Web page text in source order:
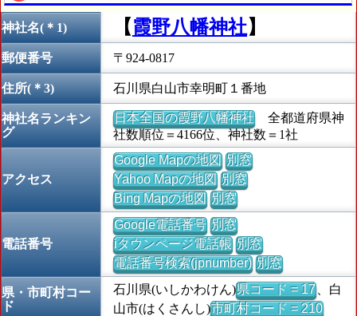
神社名(＊1) 【霞野八幡神社】
郵便番号 〒924-0817
住所(＊3) 石川県白山市幸明町１番地
神社名ランキン
グ
日本全国の霞野八幡神社全都道府県神
社数順位＝4166位、神社数＝1社
アクセス
Google Mapの地図 別窓
Yahoo Mapの地図 別窓
Bing Mapの地図 別窓
電話番号
Google電話番号 別窓
iタウンページ電話帳 別窓
電話番号検索(jpnumber) 別窓
県・市町村コー
ド
石川県(いしかわけん)県コード = 17、白
山市(はくさんし)市町村コード = 210